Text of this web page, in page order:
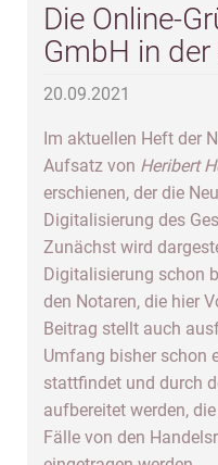
Die Online-
GmbH in der
20.09.2021
Im aktuellen Heft der
Aufsatz von Heribert
erschienen, der die
Digitalisierung des
Zunächst wird
Digitalisierung schon
den Notaren, die hier
Beitrag stellt auch
Umfang bisher schon
stattfindet und durch
aufbereitet werden,
Fälle von den